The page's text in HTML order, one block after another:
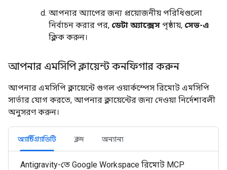
আপনার অ্যাপের জন্য প্রয়োজনীয় পরিধিগুলো
নির্বাচন করার পর, ডেটা অ্যাক্সেস পৃষ্ঠায়, সেভ-এ
ক্লিক করুন।
আপনার এমসিপি ক্লায়েন্ট কনফিগার করুন
আপনার এমসিপি ক্লায়েন্টে গুগল ওয়ার্কস্পেস রিমোট এমসিপি
সার্ভার যোগ করতে, আপনার ক্লায়েন্টের জন্য দেওয়া নির্দেশাবলী
অনুসরণ করুন।
অ্যান্টিগ্র্যাভিটি ক্লদ অন্যান্য
Antigravity-তে Google Workspace রিমোট MCP